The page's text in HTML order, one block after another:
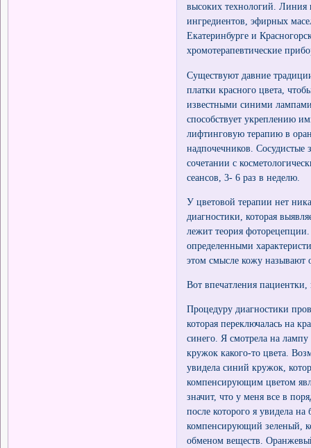
высоких технологий. Линия
ингредиентов, эфирных
Екатеринбурге и
хромотерапевтические
Существуют давние
платки красного цвета,
известными синими
способствует укреплению
лифтинговую терапию в
надпочечников. Сосудистые
сочетании с
сеансов, 3- 6 раз в неделю.
У цветовой терапии нет
диагностики, которая
лежит теория
определенными
этом смысле кожу называют
Вот впечатления пациентки,
Процедуру диагностики
которая переключалась на
синего. Я смотрела на
кружок какого-то цвета.
увидела синий кружок,
компенсирующим цветом
значит, что у меня все в
после которого я увидела
компенсирующий зеленый,
обменом веществ.